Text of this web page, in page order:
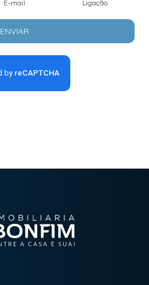
E-mail Ligação
ENVIAR